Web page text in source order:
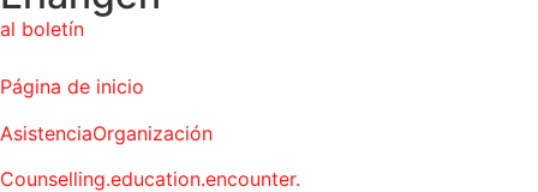
al boletín
Página de inicio
AsistenciaOrganización
Counselling.education.encounter.